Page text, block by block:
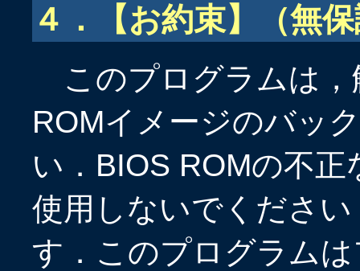
４．【お約束】（無
このプログラムは，
ROMイメージのバッ
い．BIOS ROMの不
使用しないでくださ
す．このプログラム